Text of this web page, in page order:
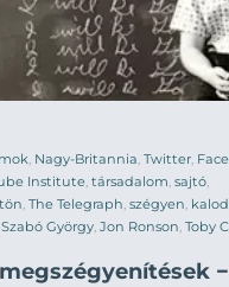
, Nagy-Britannia, Twitter,
Institute, társadalom, sajtó,
, The Telegraph, szégyen,
Szabó György, Jon Ronson, Toby